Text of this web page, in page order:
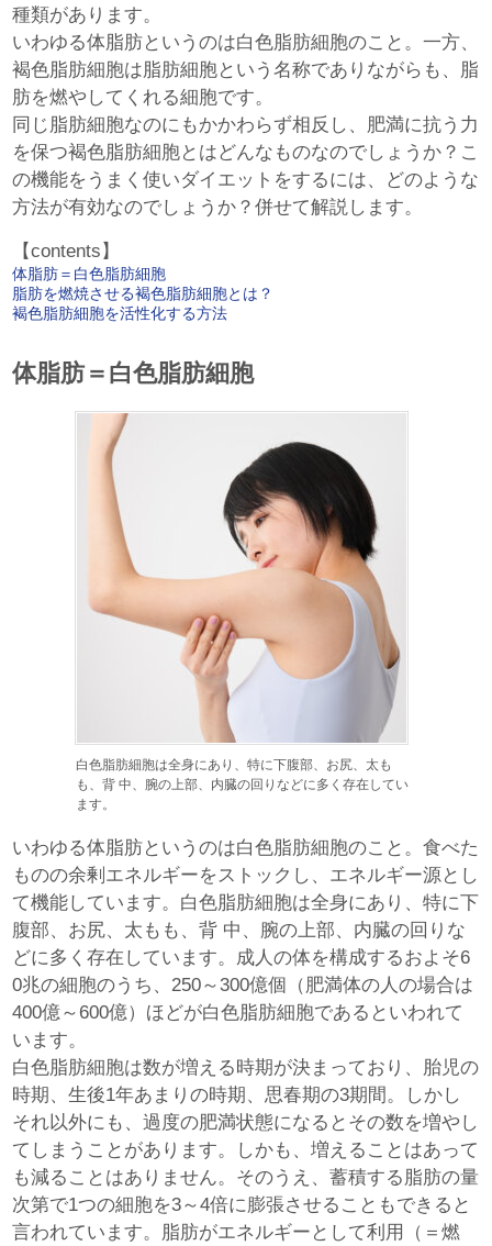
種類があります。
いわゆる体脂肪というのは白色脂肪細胞のこと。一方、
褐色脂肪細胞は脂肪細胞という名称でありながらも、脂
肪を燃やしてくれる細胞です。
同じ脂肪細胞なのにもかかわらず相反し、肥満に抗う力
を保つ褐色脂肪細胞とはどんなものなのでしょうか？こ
の機能をうまく使いダイエットをするには、どのような
方法が有効なのでしょうか？併せて解説します。
【contents】
体脂肪＝白色脂肪細胞
脂肪を燃焼させる褐色脂肪細胞とは？
褐色脂肪細胞を活性化する方法
体脂肪＝白色脂肪細胞
白色脂肪細胞は全身にあり、特に下腹部、お尻、太も
も、背 中、腕の上部、内臓の回りなどに多く存在してい
ます。
いわゆる体脂肪というのは白色脂肪細胞のこと。食べた
ものの余剰エネルギーをストックし、エネルギー源とし
て機能しています。白色脂肪細胞は全身にあり、特に下
腹部、お尻、太もも、背 中、腕の上部、内臓の回りな
どに多く存在しています。成人の体を構成するおよそ6
0兆の細胞のうち、250～300億個（肥満体の人の場合は
400億～600億）ほどが白色脂肪細胞であるといわれて
います。
白色脂肪細胞は数が増える時期が決まっており、胎児の
時期、生後1年あまりの時期、思春期の3期間。しかし
それ以外にも、過度の肥満状態になるとその数を増やし
てしまうことがあります。しかも、増えることはあって
も減ることはありません。そのうえ、蓄積する脂肪の量
次第で1つの細胞を3～4倍に膨張させることもできると
言われています。脂肪がエネルギーとして利用（＝燃